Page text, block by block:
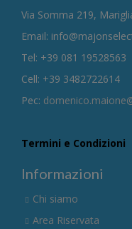
Via Somma 219,
Email:
Tel: +39 081 19528563
Cell: +39 3482722614
Pec:
Termini e Condizioni
Informazioni
Chi siamo
Area Riservata